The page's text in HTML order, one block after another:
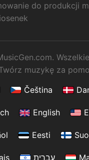
do produkcji
muzykę za
Čeština
English
Eesti
עברית